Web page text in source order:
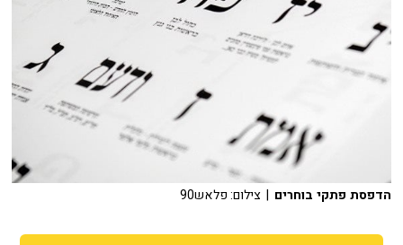
הדפסת פתקי בוחרים | צילום: פלאש90